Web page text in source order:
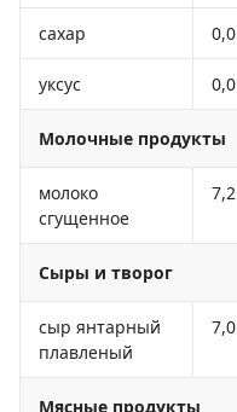
сахар 0,0
уксус 0,0
Молочные продукты
молоко
сгущенное
7,2
Сыры и творог
сыр янтарный
плавленый
7,0
Мясные продукты